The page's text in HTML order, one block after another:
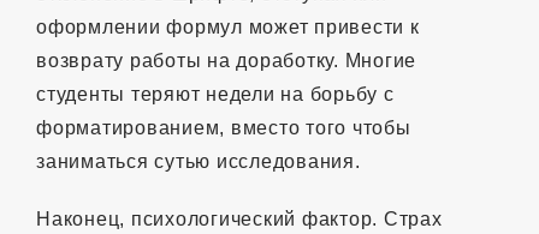
оформлении формул может привести к
возврату работы на доработку. Многие
студенты теряют недели на борьбу с
форматированием, вместо того чтобы
заниматься сутью исследования.
Наконец, психологический фактор. Страх